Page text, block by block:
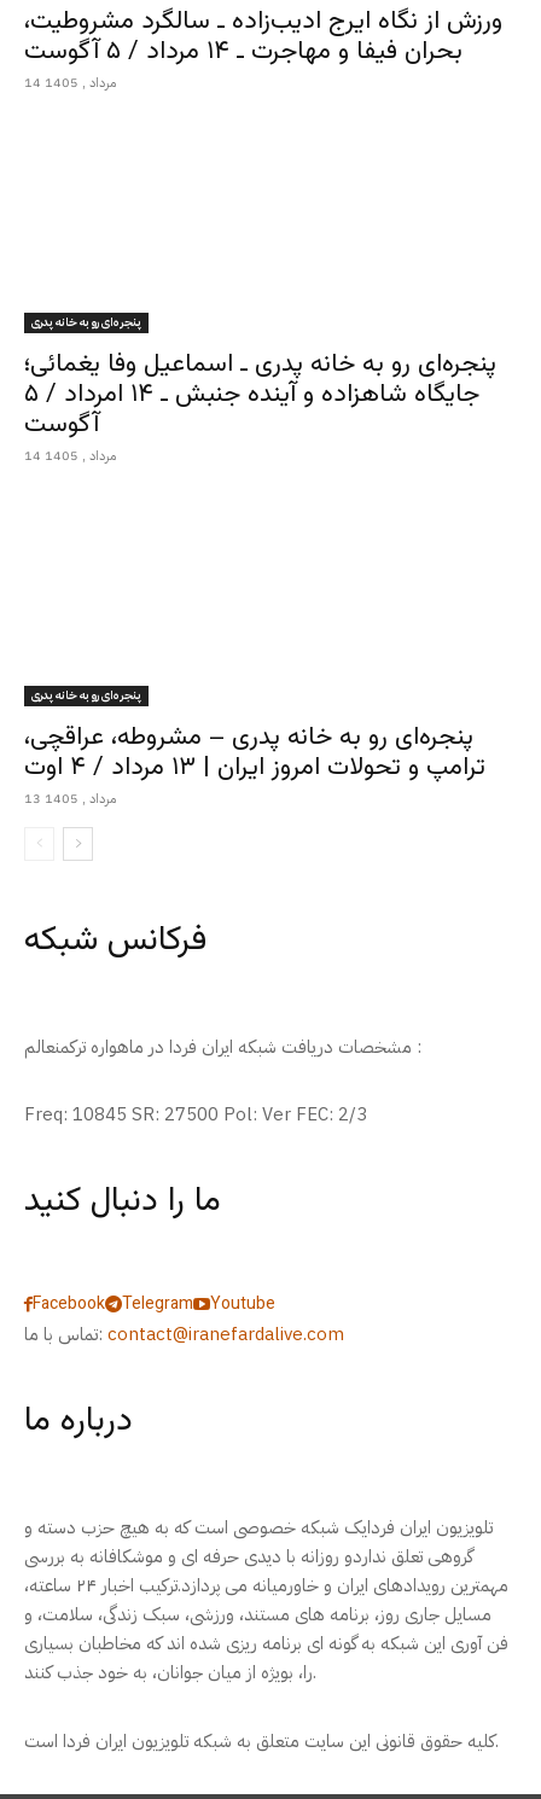
ورزش از نگاه ایرج ادیب‌زاده ـ سالگرد مشروطیت،
بحران فیفا و مهاجرت ـ ۱۴ مرداد / ۵ آگوست
14 مرداد , 1405
پنجره‌ای رو به خانه پدری
پنجره‌ای رو به خانه پدری ـ اسماعیل وفا یغمائی؛
جایگاه شاهزاده و آینده جنبش ـ ۱۴ امرداد / ۵
آگوست
14 مرداد , 1405
پنجره‌ای رو به خانه پدری
پنجره‌ای رو به خانه پدری – مشروطه، عراقچی،
ترامپ و تحولات امروز ایران | ۱۳ مرداد / ۴ اوت
13 مرداد , 1405
فرکانس شبکه
مشخصات دریافت شبکه ایران فردا در ماهواره ترکمنعالم :
Freq: 10845 SR: 27500 Pol: Ver FEC: 2/3
ما را دنبال کنید
Facebook Telegram
Youtube
تماس با ما: contact@iranefardalive.com
درباره ما
تلویزیون ایران فردایک شبکه خصوصی است که به هیچ حزب دسته و
گروهی تعلق نداردو روزانه با دیدی حرفه ای و موشکافانه به بررسی
مهمترین رویدادهای ایران و خاورمیانه می پردازد.ترکیب اخبار ۲۴ ساعته،
مسایل جاری روز، برنامه های مستند، ورزشی، سبک زندگی، سلامت، و
فن آوری این شبکه به گونه ای برنامه ریزی شده اند که مخاطبان بسیاری
را، بویژه از میان جوانان، به خود جذب کنند.
کلیه حقوق قانونی این سایت متعلق به شبکه تلویزیون ایران فردا است.